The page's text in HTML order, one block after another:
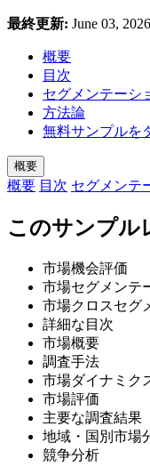
最終更新: June 03, 2026
概要
目次
セグメンテーシ
方法論
無料サンプルを
概要
概要 目次 セグメンテ
このサンプル
市場機会評価
市場セグメンテ
市場クロスセグ
詳細な目次
市場概要
調査手法
市場ダイナミク
市場評価
主要な調査結果
地域・国別市場
競争分析